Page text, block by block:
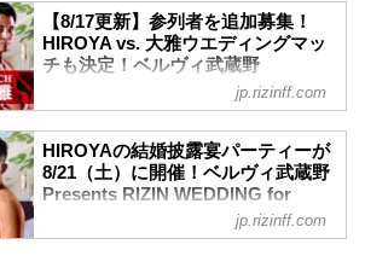
ぞ！
さらに、RIZINファイター・関根"シュレ
ック"秀樹率いるウェディングモンスター
軍による、スペシャルウェディングプロ
レスが実施されることも決定！
そして今回の結婚披露宴の豪華ゲストも
発表！
いよいよ今週末に開催が迫った『ベルヴ
ィ武蔵野 Presents RIZIN WEDDIN...
8月21日（土）に催される『ベルヴィ武蔵
野 Presents RIZIN WEDDING for
HIROYA』の模様が、配信プラットフォ
ーム「Exciting RIZIN」でライブ配信され
でも視聴が可能！また、HIROYAの結婚
披露宴をオンラインでお祝いしたい！と
いう方向けのご祝儀チケット（引き出物
付き）もご用意しているぞ！
豪華ゲスト参列予定、HIROYA vs. 大雅ウ
【8/17更新】参列者を追加募集！
HIROYA vs. 大雅ウエディングマッ
チも決定！ベルヴィ武蔵野
Presents RIZIN WEDDING for
HIROYA - RIZIN FIGHTING
FEDERATION オフィシャルサイト
8月21日（土）に催される『ベルヴィ武蔵
野 Presents RIZIN WEDDING for
によるウエディングマッチが行われるこ
jp.rizinff.com
HIROYAの結婚披露宴パーティーが
8/21（土）に開催！ベルヴィ武蔵野
Presents RIZIN WEDDING for
HIROYA - RIZIN FIGHTING
FEDERATION オフィシャルサイト
jp.rizinff.com